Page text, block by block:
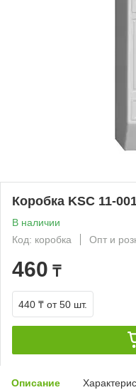
Коробка KSC 11-
В наличии
Код: коробка
Опт и
460 ₸
440 ₸ от 50 шт.
Описание